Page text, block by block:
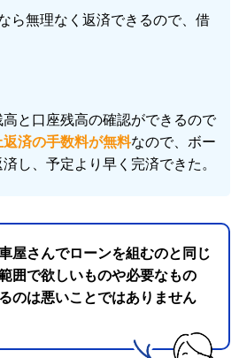
ら無理なく返済できるので、借
と口座残高の確認ができるので
返済の手数料が無料なので、ボー
し、予定より早く完済できた。
屋さんでローンを組むのと同じ
囲で欲しいものや必要なもの
のは悪いことではありません